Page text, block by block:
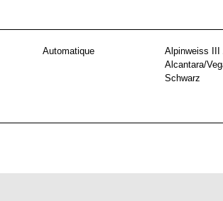
Automatique
Alpinweiss III
Alcantara/
Schwarz